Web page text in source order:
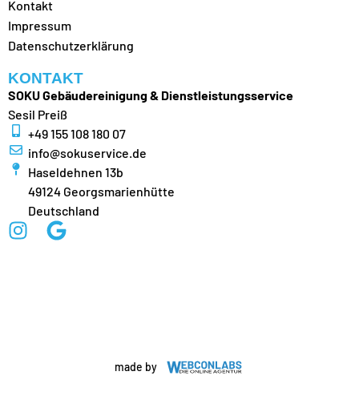
Kontakt
Impressum
Datenschutzerklärung
KONTAKT
SOKU Gebäudereinigung & Dienstleistungsservice
Sesil Preiß
+49 155 108 180 07
info@sokuservice.de
Haseldehnen 13b
49124 Georgsmarienhütte
Deutschland
made by